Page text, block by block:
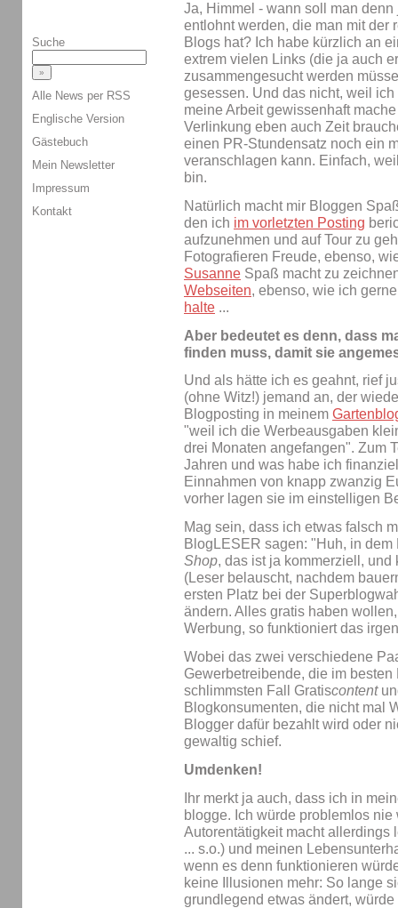
Ja, Himmel - wann soll man
entlohnt werden, die man mit der
Blogs hat? Ich habe kürzlich an
extrem vielen Links (die ja auch
zusammengesucht werden
gesessen. Und das nicht, weil
meine Arbeit gewissenhaft
Verlinkung eben auch Zeit
einen PR-Stundensatz noch ein
veranschlagen kann. Einfach,
bin.
Natürlich macht mir Bloggen
den ich im vorletzten Posting
aufzunehmen und auf Tour zu
Fotografieren Freude, ebenso,
Susanne Spaß macht zu
Webseiten, ebenso, wie ich
halte ...
Aber bedeutet es denn, dass
finden muss, damit sie
Und als hätte ich es geahnt, rief
(ohne Witz!) jemand an, der
Blogposting in meinem
"weil ich die Werbeausgaben
drei Monaten angefangen". Zum
Jahren und was habe ich
Einnahmen von knapp zwanzig
vorher lagen sie im einstelligen
Mag sein, dass ich etwas falsch
BlogLESER sagen: "Huh, in
Shop, das ist ja kommerziell,
(Leser belauscht, nachdem
ersten Platz bei der
ändern. Alles gratis haben
Werbung, so funktioniert das
Wobei das zwei verschiedene
Gewerbetreibende, die im
schlimmsten Fall Gratiscontent
Blogkonsumenten, die nicht mal
Blogger dafür bezahlt wird oder
gewaltig schief.
Umdenken!
Ihr merkt ja auch, dass ich in
blogge. Ich würde problemlos
Autorentätigkeit macht allerdings
... s.o.) und meinen
wenn es denn funktionieren
keine Illusionen mehr: So lange
grundlegend etwas ändert,
Suche
Alle News per RSS
Englische Version
Gästebuch
Mein Newsletter
Impressum
Kontakt